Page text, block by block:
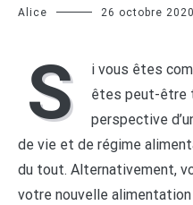
Alice 26 octobre 2020
S
i vous êtes
êtes peut-être
perspective
de vie et de régime
du tout. Alternativement,
votre nouvelle